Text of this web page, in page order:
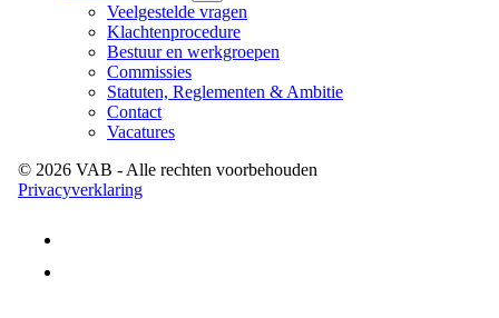
Veelgestelde vragen
Klachtenprocedure
Bestuur en werkgroepen
Commissies
Statuten, Reglementen & Ambitie
Contact
Vacatures
© 2026 VAB - Alle rechten voorbehouden
Privacyverklaring